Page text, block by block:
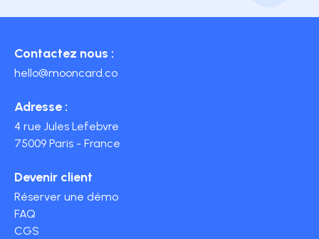
Contactez nous :
hello@mooncard.co
Adresse :
4 rue Jules Lefebvre
75009 Paris - France
Devenir client
Réserver une démo
FAQ
CGS